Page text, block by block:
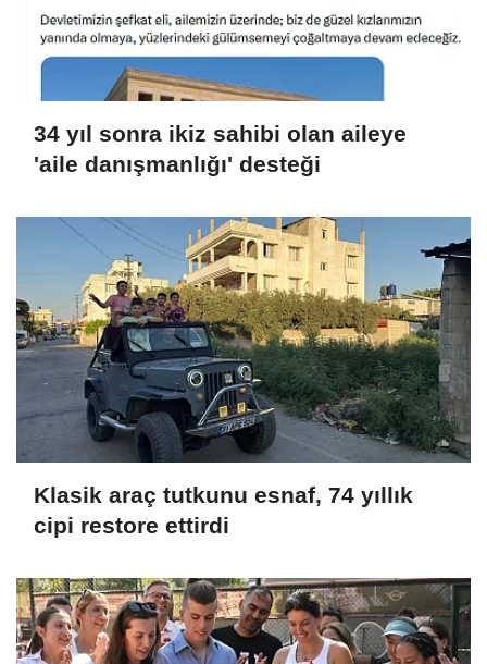
34 yıl sonra ikiz sahibi olan aileye
'aile danışmanlığı' desteği
Klasik araç tutkunu esnaf, 74 yıllık
cipi restore ettirdi